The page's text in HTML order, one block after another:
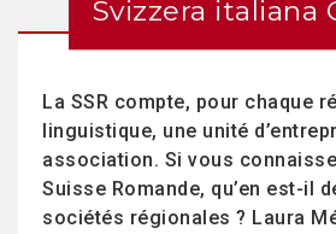
Svizzera italiana
La SSR compte, pour chaque
linguistique, une unité
association. Si vous
Suisse Romande, qu’en est-il
sociétés régionales ? Laura